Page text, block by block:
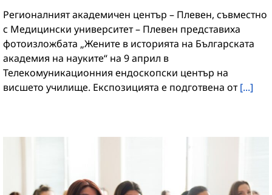
Регионалният академичен център – Плевен, съвместно
с Медицински университет – Плевен представиха
фотоизложбата „Жените в историята на Българската
академия на науките“ на 9 април в
Телекомуникационния ендоскопски център на
висшето училище. Експозицията е подготвена от[...]